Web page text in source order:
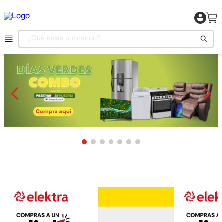
1. Motocicleta
. Celulares
3. Refrigeradora
4. Televisor
8. Estufas
9. Iphone